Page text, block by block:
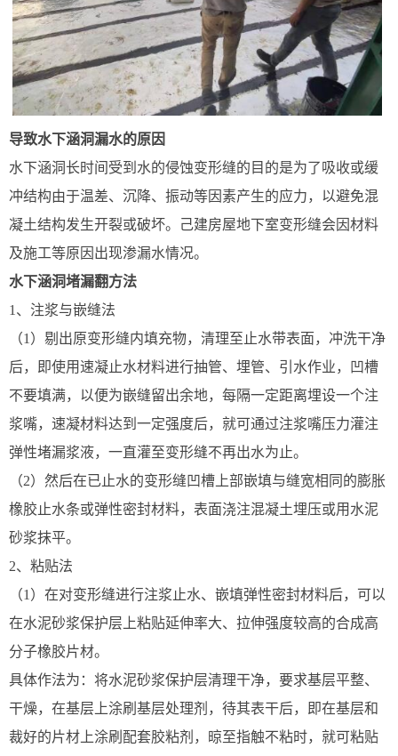
导致水下涵洞漏水的原因
水下涵洞长时间受到水的侵蚀变形缝的目的是为了吸收或缓
冲结构由于温差、沉降、振动等因素产生的应力，以避免混
凝土结构发生开裂或破坏。己建房屋地下室变形缝会因材料
及施工等原因出现渗漏水情况。
水下涵洞堵漏翻方法
1、注浆与嵌缝法
（1）剔出原变形缝内填充物，清理至止水带表面，冲洗干净
后，即使用速凝止水材料进行抽管、埋管、引水作业，凹槽
不要填满，以便为嵌缝留出余地，每隔一定距离埋设一个注
浆嘴，速凝材料达到一定强度后，就可通过注浆嘴压力灌注
弹性堵漏浆液，一直灌至变形缝不再出水为止。
（2）然后在已止水的变形缝凹槽上部嵌填与缝宽相同的膨胀
橡胶止水条或弹性密封材料，表面浇注混凝土埋压或用水泥
砂浆抹平。
2、粘贴法
（1）在对变形缝进行注浆止水、嵌填弹性密封材料后，可以
在水泥砂浆保护层上粘贴延伸率大、拉伸强度较高的合成高
分子橡胶片材。
具体作法为：将水泥砂浆保护层清理干净，要求基层平整、
干燥，在基层上涂刷基层处理剂，待其表干后，即在基层和
裁好的片材上涂刷配套胶粘剂，晾至指触不粘时，就可粘贴